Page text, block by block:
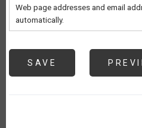
Web page addresses and email
automatically.